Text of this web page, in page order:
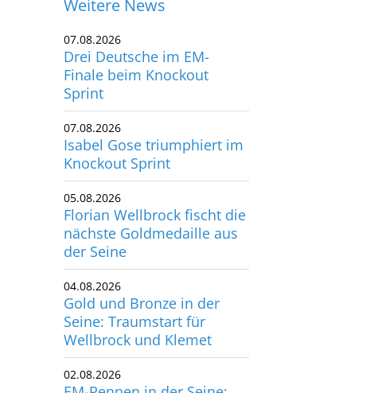
Weitere News
07.08.2026
Drei Deutsche im EM-
Finale beim Knockout
Sprint
07.08.2026
Isabel Gose triumphiert im
Knockout Sprint
05.08.2026
Florian Wellbrock fischt die
nächste Goldmedaille aus
der Seine
04.08.2026
Gold und Bronze in der
Seine: Traumstart für
Wellbrock und Klemet
02.08.2026
Deutscher Schwimm-Verband e.V.
Korbacher Straße 93
Fax: +49 561 94083-15
info@dsv.de